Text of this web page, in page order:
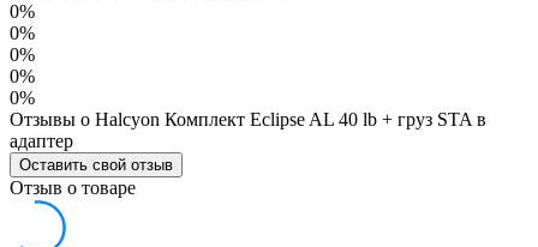
0%
0%
0%
0%
0%
Отзывы о Halcyon Комплект Eclipse AL 40 lb + груз STA в
адаптер
Оставить свой отзыв
Отзыв о товаре